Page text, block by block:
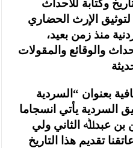
وكتابة للأحداث
لتوثيق الإرث الحضاري
منذ زمن بعيد،
والوقائع والمقولات
بعنوان “السردية
السردية يأتي انسجاما
بن عبدﷲ الثاني ولي
تقديم هذا التاريخ